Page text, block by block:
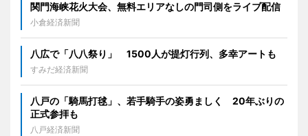
関門海峡花火大会、無料エリアなしの門司側をライブ配信
小倉経済新聞
八広で「八八祭り」 1500人が提灯行列、多幸アートも
すみだ経済新聞
八戸の「騎馬打毬」、若手騎手の姿勇ましく 20年ぶりの
正式参拝も
八戸経済新聞